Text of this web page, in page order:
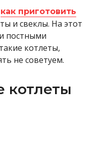
как приготовить
и свеклы. На этот
постными
котлеты,
не советуем.
котлеты